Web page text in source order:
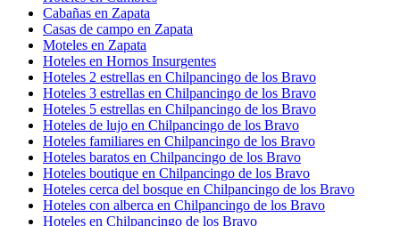
Cabañas en Zapata
Casas de campo en Zapata
Moteles en Zapata
Hoteles en Hornos Insurgentes
Hoteles 2 estrellas en Chilpancingo de los Bravo
Hoteles 3 estrellas en Chilpancingo de los Bravo
Hoteles 5 estrellas en Chilpancingo de los Bravo
Hoteles de lujo en Chilpancingo de los Bravo
Hoteles familiares en Chilpancingo de los Bravo
Hoteles baratos en Chilpancingo de los Bravo
Hoteles boutique en Chilpancingo de los Bravo
Hoteles cerca del bosque en Chilpancingo de los Bravo
Hoteles con alberca en Chilpancingo de los Bravo
Hoteles en Chilpancingo de los Bravo